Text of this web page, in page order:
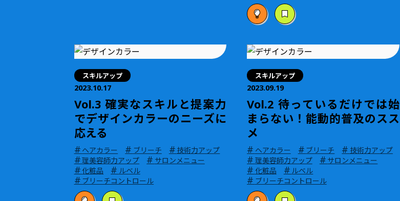
スキルアップ
2023.10.17
Vol.3 確実なスキルと提案力
でデザインカラーのニーズに
応える
# ヘアカラー # ブリーチ # 技術力アップ
#理美容師力アップ # サロンメニュー
#化粧品 # ルベル
# ブリーチコントロール
スキルアップ
2023.09.19
Vol.2 待っているだけでは始
まらない！能動的普及のスス
メ
# ヘアカラー # ブリーチ # 技術力アップ
# 理美容師力アップ # サロンメニュー
# 化粧品 # ルベル
# ブリーチコントロール